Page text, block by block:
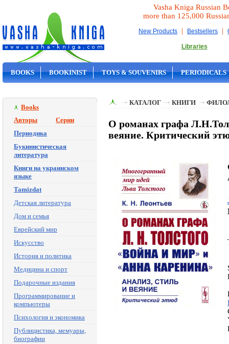
Vasha Kniga Russian
more than 125,000
New Products | Bestsellers |
Libraries
BOOKS BOOKINIST TOYS & SOUVENIRS PERIODICALS
Books
Авторы
Серии
Периодика
Букинистическая
литература
Книги на украинском
языке
Tamizdat
Детская литература
Дом и семья
Еврейский мир
Искусство
История и политика
Медицина и спорт
Подарочные издания
Программирование и
компьютеры
Психология и экономика
Публицистика, мемуары,
биографии
КАТАЛОГ КНИГИ
О романах графа
веяние. Критический